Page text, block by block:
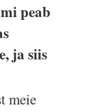
peab
ja siis
meie